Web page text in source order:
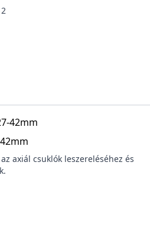
axiál csuklók leszereléséhez és